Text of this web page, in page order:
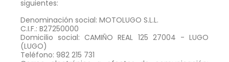
siguientes:
Denominación social: MOTOLUGO S.L.L.
C.I.F.: B27250000
Domicilio social: CAMIÑO REAL 125 27004 - LUGO
(LUGO)
Teléfono: 982 215 731